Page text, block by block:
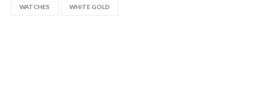
WATCHES WHITE GOLD